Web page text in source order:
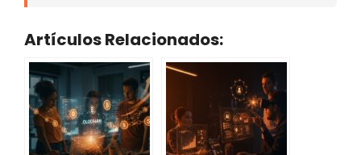
Artículos Relacionados: